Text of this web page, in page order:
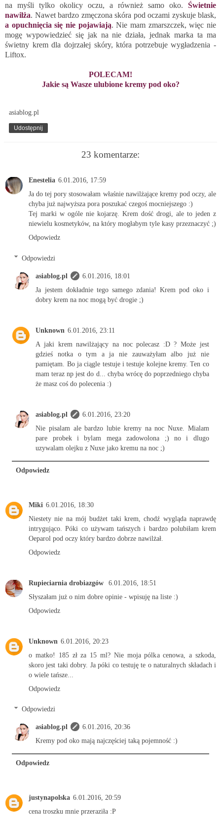
na myśli tylko okolicy oczu, a również samo oko. Świetnie
nawilża. Nawet bardzo zmęczona skóra pod oczami zyskuje blask,
a opuchnięcia się nie pojawiają. Nie mam zmarszczek, więc nie
mogę wypowiedzieć się jak na nie działa, jednak marka ta ma
świetny krem dla dojrzałej skóry, która potrzebuje wygładzenia -
Liftox.
POLECAM!
Jakie są Wasze ulubione kremy pod oko?
asiablog.pl
Udostępnij
23 komentarze:
Enestelia 6.01.2016, 17:59
Ja do tej pory stosowałam właśnie nawilżające kremy pod oczy, ale
chyba już najwyższa pora poszukać czegoś mocniejszego :)
Tej marki w ogóle nie kojarzę. Krem dość drogi, ale to jeden z
niewielu kosmetyków, na który mogłabym tyle kasy przeznaczyć ;)
Odpowiedz
Odpowiedzi
asiablog.pl
6.01.2016, 18:01
Ja jestem dokładnie tego samego zdania! Krem pod oko i
dobry krem na noc mogą być drogie ;)
Unknown 6.01.2016, 23:11
A jaki krem nawilżający na noc polecasz :D ? Może jest
gdzieś notka o tym a ja nie zauważyłam albo już nie
pamiętam. Bo ja ciągle testuje i testuje kolejne kremy. Ten co
mam teraz np jest do d... chyba wrócę do poprzedniego chyba
że masz coś do polecenia :)
asiablog.pl
6.01.2016, 23:20
Nie pisalam ale bardzo lubie kremy na noc Nuxe. Mialam
pare probek i bylam mega zadowolona ;) no i dlugo
uzywalam olejku z Nuxe jako kremu na noc ;)
Odpowiedz
Miki 6.01.2016, 18:30
Niestety nie na mój budżet taki krem, chodź wygląda naprawdę
intrygująco. Póki co używam tańszych i bardzo polubiłam krem
Oeparol pod oczy który bardzo dobrze nawilżał.
Odpowiedz
Rupieciarnia drobiazgów
6.01.2016, 18:51
Słyszałam już o nim dobre opinie - wpisuję na liste :)
Odpowiedz
Unknown 6.01.2016, 20:23
o matko! 185 zł za 15 ml? Nie moja pólka cenowa, a szkoda,
skoro jest taki dobry. Ja póki co testuję te o naturalnych składach i
o wiele tańsze...
Odpowiedz
Odpowiedzi
asiablog.pl
6.01.2016, 20:36
Kremy pod oko mają najczęściej taką pojemność :)
Odpowiedz
justynapolska 6.01.2016, 20:59
cena troszku mnie przeraziła :P